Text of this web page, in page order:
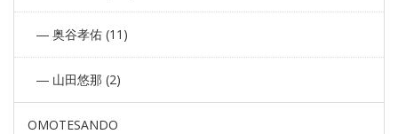
奥谷孝佑 (11)
山田悠那 (2)
OMOTESANDO